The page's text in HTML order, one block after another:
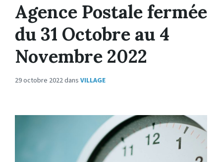
Agence Postale fermée
du 31 Octobre au 4
Novembre 2022
29 octobre 2022dans VILLAGE